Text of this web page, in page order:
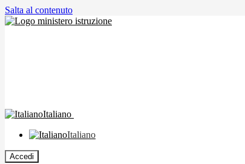
Salta al contenuto
Italiano
Italiano
Accedi